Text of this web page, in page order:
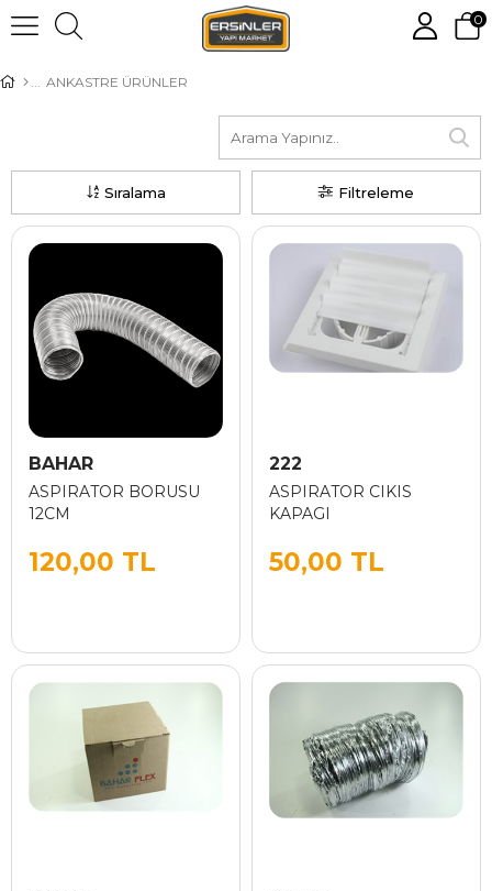
0
ANKASTRE ÜRÜNLER
Filtreleme
Sıralama
BAHAR
ASPIRATOR BORUSU
12CM
120,00 TL
222
ASPIRATOR CIKIS
KAPAGI
50,00 TL